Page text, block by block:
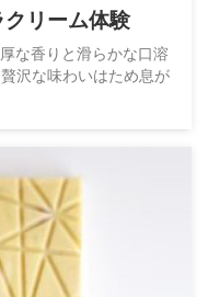
リーム体験
な香りと滑らかな口溶
沢な味わいはため息が